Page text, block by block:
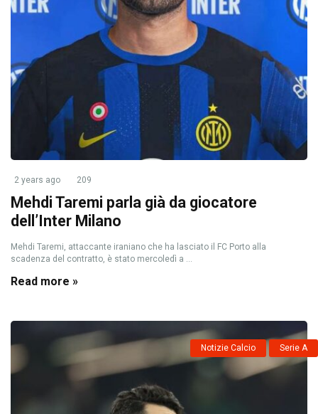
2 years ago 209
Mehdi Taremi parla già da giocatore
dell’Inter Milano
Mehdi Taremi, attaccante iraniano che ha lasciato il FC Porto alla
scadenza del contratto, è stato mercoledì a ...
Read more »
Notizie Calcio Serie A